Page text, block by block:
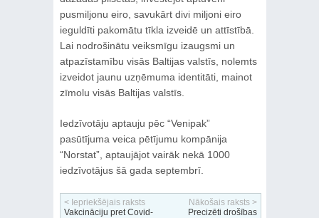
pusmiljonu eiro, savukārt divi miljoni eiro
ieguldīti pakomātu tīkla izveidē un attīstībā.
Lai nodrošinātu veiksmīgu izaugsmi un
atpazīstamību visās Baltijas valstīs, nolemts
izveidot jaunu uzņēmuma identitāti, mainot
zīmolu visās Baltijas valstīs.
Iedzīvotāju aptauju pēc “Venipak”
pasūtījuma veica pētījumu kompānija
“Norstat”, aptaujājot vairāk nekā 1000
iedzīvotājus šā gada septembrī.
< Iepriekšējais raksts
Vakcināciju pret Covid-
Nākošais raksts >
Precizēti drošības